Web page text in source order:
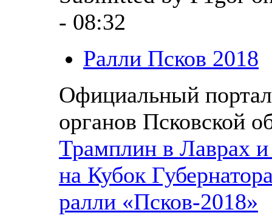
- 08:32
Ралли Псков 2018
Официальный
органов Псковской
Трамплин в Лаврах и
на Кубок
ралли «Псков-2018»